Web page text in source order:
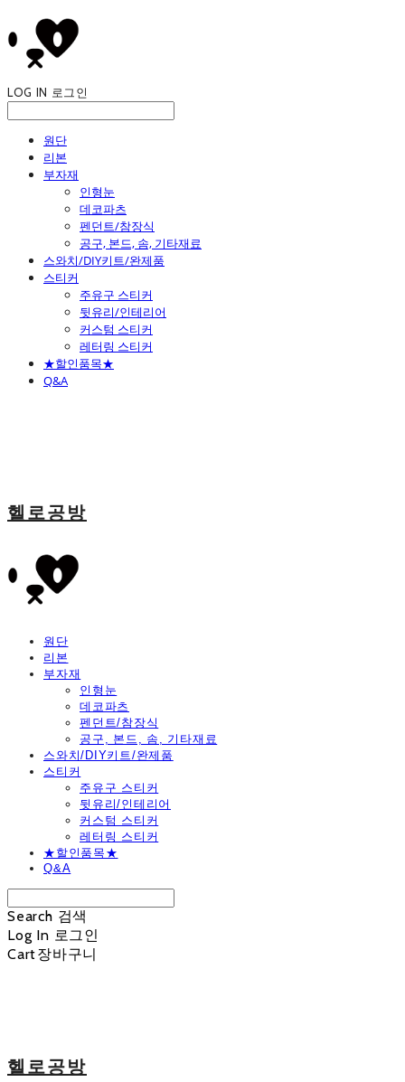
LOG IN 로그인
원단
리본
부자재
인형눈
데코파츠
펜던트/참장식
공구, 본드, 솜, 기타재료
스와치/DIY키트/완제품
스티커
주유구 스티커
뒷유리/인테리어
커스텀 스티커
레터링 스티커
★할인품목★
Q&A
헬로공방
원단
리본
부자재
인형눈
데코파츠
펜던트/참장식
공구, 본드, 솜, 기타재료
스와치/DIY키트/완제품
스티커
주유구 스티커
뒷유리/인테리어
커스텀 스티커
레터링 스티커
★할인품목★
Q&A
Search 검색
Log In 로그인
Cart장바구니
헬로공방